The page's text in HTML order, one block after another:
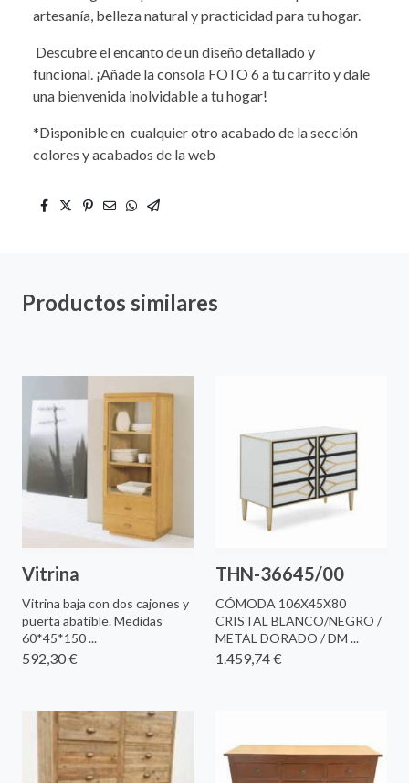
artesanía, belleza natural y practicidad para tu hogar.
Descubre el encanto de un diseño detallado y
funcional. ¡Añade la consola FOTO 6 a tu carrito y dale
una bienvenida inolvidable a tu hogar!
*Disponible en cualquier otro acabado de la sección
colores y acabados de la web
Productos similares
Vitrina
Vitrina baja con dos cajones y
puerta abatible. Medidas
60*45*150 ...
592,30 €
THN-36645/00
CÓMODA 106X45X80
CRISTAL BLANCO/NEGRO /
METAL DORADO / DM ...
1.459,74 €